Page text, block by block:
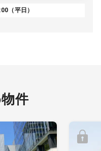
（平日）
件